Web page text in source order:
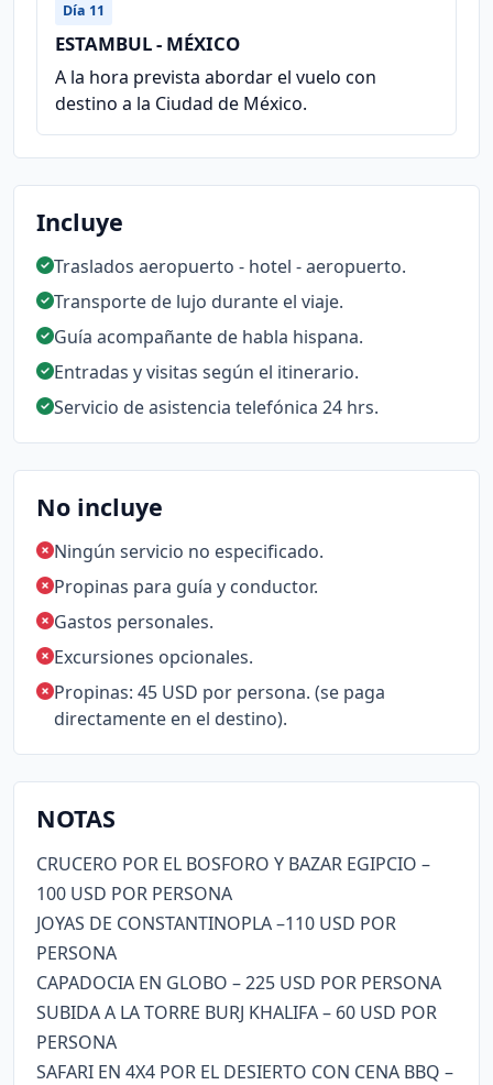
Día 11
ESTAMBUL - MÉXICO
A la hora prevista abordar el vuelo con
destino a la Ciudad de México.
Incluye
Traslados aeropuerto - hotel - aeropuerto.
Transporte de lujo durante el viaje.
Guía acompañante de habla hispana.
Entradas y visitas según el itinerario.
Servicio de asistencia telefónica 24 hrs.
No incluye
Ningún servicio no especificado.
Propinas para guía y conductor.
Gastos personales.
Excursiones opcionales.
Propinas: 45 USD por persona. (se paga
directamente en el destino).
NOTAS
CRUCERO POR EL BOSFORO Y BAZAR EGIPCIO –
100 USD POR PERSONA
JOYAS DE CONSTANTINOPLA –110 USD POR
PERSONA
CAPADOCIA EN GLOBO – 225 USD POR PERSONA
SUBIDA A LA TORRE BURJ KHALIFA – 60 USD POR
PERSONA
SAFARI EN 4X4 POR EL DESIERTO CON CENA BBQ –